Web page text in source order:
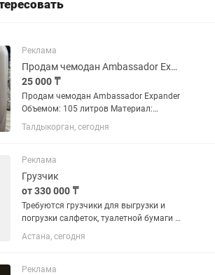
Реклама
Продам чемодан Ambassador Expander
25 000 ₸
Продам чемодан Ambassador Expander
Объемом: 105 литров Материал:
прочный поликарбонат +ABS-пластик
Цвет: серый Вместительный чемодан,
длительных поездок....
Талдыкорган, сегодня
Реклама
Грузчик
от 330 000 ₸
Требуются грузчики для выгрузки и
погрузки салфеток, туалетной бумаги и
прочих товаров. Заработная плата 330
000 тенге. График работы: 6/1. Обед
Досмухамедулы, 38/1А....
Астана, сегодня
Реклама